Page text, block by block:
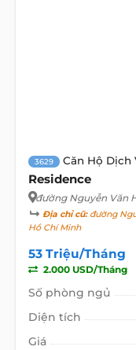
3629 Căn Hộ Dịch
Residence
đường Nguyễn Văn
Địa chỉ cũ:đường
Hồ Chí Minh
53 Triệu/Tháng
2.000 USD/Tháng
Số phòng ngủ
Diện tích
Giá